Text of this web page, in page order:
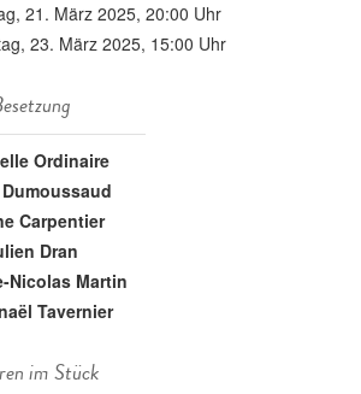
21. März 2025, 20:00 Uhr
23. März 2025, 15:00 Uhr
Ordinaire
Carpentier
Dran
Nicolas Martin
Tavernier
im Stück